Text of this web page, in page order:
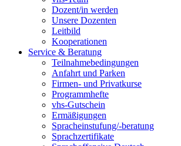
Dozent/in werden
Unsere Dozenten
Leitbild
Kooperationen
Service & Beratung
Teilnahmebedingungen
Anfahrt und Parken
Firmen- und Privatkurse
Programmhefte
vhs-Gutschein
Ermäßigungen
Spracheinstufung/-beratung
Sprachzertifikate